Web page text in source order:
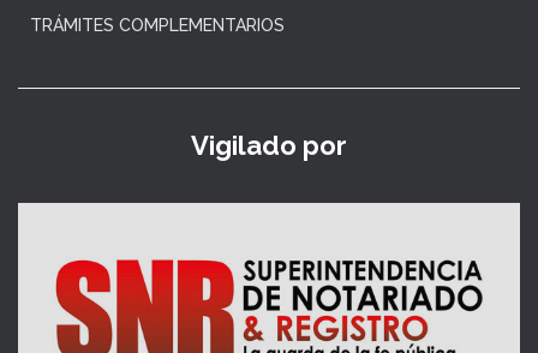
TRÁMITES COMPLEMENTARIOS
Vigilado por